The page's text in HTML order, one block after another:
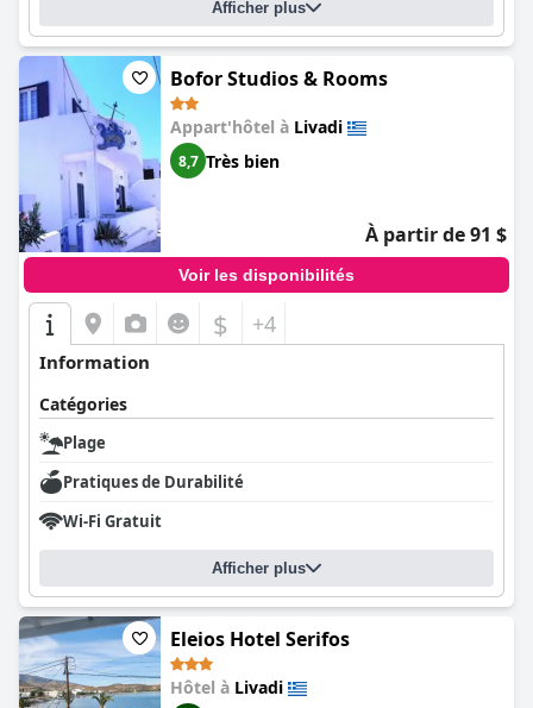
Afficher plus
Bofor Studios & Rooms
Appart'hôtel à Livadi
8,7 Très bien
À partir de 91 $
Voir les disponibilités
$ +4
Information
Catégories
Plage
Pratiques de Durabilité
Wi-Fi Gratuit
Afficher plus
Eleios Hotel Serifos
Hôtel à Livadi